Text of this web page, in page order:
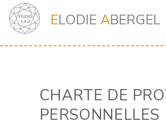
ELODIE ABERGEL
CHARTE DE
PERSONNELLES